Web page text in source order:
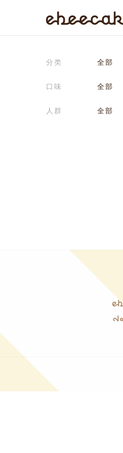
分类 全部
口味 全部
人群 全部